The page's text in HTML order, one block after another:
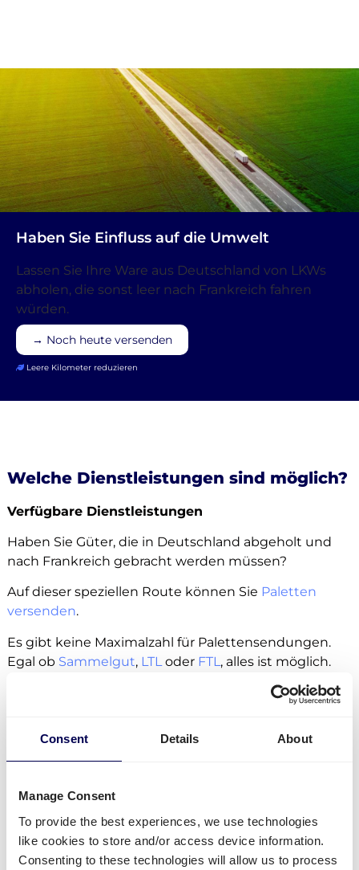
Consent Details About
Manage Consent
To provide the best experiences, we use technologies
like cookies to store and/or access device information.
Consenting to these technologies will allow us to process
Haben Sie Einfluss auf die Umwelt
Lassen Sie Ihre Ware aus Deutschland von LKWs
abholen, die sonst leer nach Frankreich fahren
würden.
→ Noch heute versenden
Leere Kilometer reduzieren
Welche Dienstleistungen sind möglich?
Verfügbare Dienstleistungen
Haben Sie Güter, die in Deutschland abgeholt und
nach Frankreich gebracht werden müssen?
Auf dieser speziellen Route können Sie Paletten
versenden.
Es gibt keine Maximalzahl für Palettensendungen.
Egal ob Sammelgut, LTLoder FTL, alles ist möglich.
von 1-3 Europaletten erhalten Sie in
, bei größeren Lieferungen
anfordern.
Blockpalette
und individuelle Paletten nach
Paletten können auch an Amazon
Distributionszentrenversenden, ebenso wie an